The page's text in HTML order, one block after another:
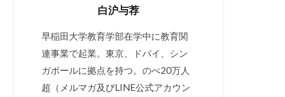
白沪与荐
早稲田大学教育学部在学中に教育関
連事業で起業。東京、ドバイ、シン
ガポールに拠点を持つ。のべ20万人
超（メルマガ及びLINE公式アカウン